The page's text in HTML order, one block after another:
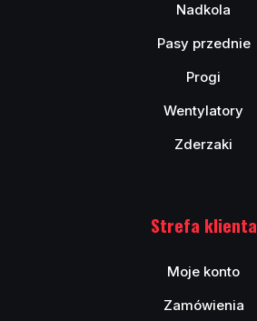
Nadkola
Pasy przednie
Progi
Wentylatory
Zderzaki
Strefa klienta
Moje konto
Zamówienia